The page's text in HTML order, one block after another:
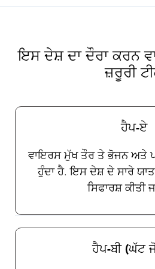
ਗਤੀਵਿਧੀਆਂ, ਆਦਿ ਵਰਗੇ
ਯਾਤਰੀ ਕੀੜੇ-ਮਕੌੜਿਆਂ ਦੀ
ਇਸ ਸਮੇਂ ਇਨ੍ਹਾਂ ਬਿਮਾਰੀਆਂ
ਸਾਡੇ ਯਾਤਰਾ ਸਿਹਤ
ਵਰਤੋਂ ਬਾਰੇ ਪੂਰਨ ਨਿਰਦੇਸ਼
ਇਸ ਦੇਸ਼ ਦਾ ਦੌਰਾ ਕਰਨ
ਜ਼ਰੂਰੀ
ਹੈਪ-ਏ
ਵਾਇਰਸ ਮੁੱਖ ਤੌਰ ਤੇ ਭੋਜਨ ਅਤੇ
ਹੁੰਦਾ ਹੈ. ਇਸ ਦੇਸ਼ ਦੇ ਸਾਰੇ
ਸਿਫਾਰਸ਼ ਕੀਤੀ
ਹੈਪ-ਬੀ (ਘੱਟ